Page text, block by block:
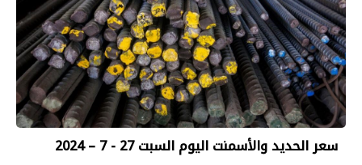
سعر الحديد والأسمنت اليوم السبت 27 - 7 – 2024